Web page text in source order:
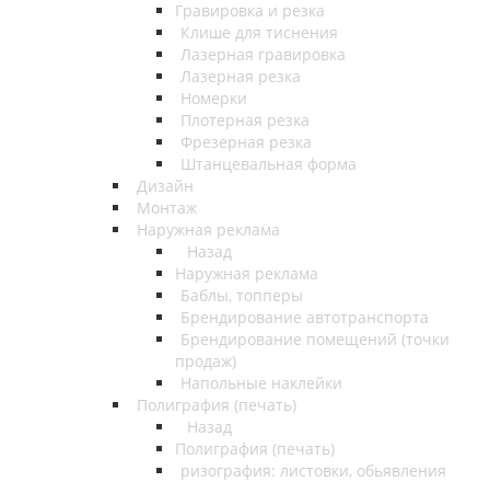
Гравировка и резка
Клише для тиснения
Лазерная гравировка
Лазерная резка
Номерки
Плотерная резка
Фрезерная резка
Штанцевальная форма
Дизайн
Монтаж
Наружная реклама
Назад
Наружная реклама
Баблы, топперы
Брендирование автотранспорта
Брендирование помещений (точки
продаж)
Напольные наклейки
Полиграфия (печать)
Назад
Полиграфия (печать)
ризография: листовки, обьявления